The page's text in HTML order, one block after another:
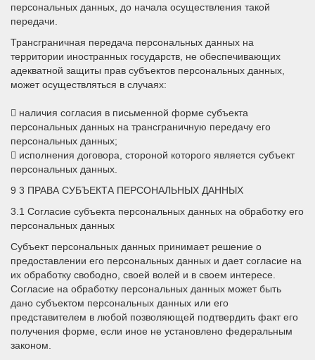
персональных данных, до начала осуществления такой
передачи.
Трансграничная передача персональных данных на
территории иностранных государств, не обеспечивающих
адекватной защиты прав субъектов персональных данных,
может осуществляться в случаях:
 наличия согласия в письменной форме субъекта
персональных данных на трансграничную передачу его
персональных данных;
 исполнения договора, стороной которого является субъект
персональных данных.
9 3 ПРАВА СУБЪЕКТА ПЕРСОНАЛЬНЫХ ДАННЫХ
3.1 Согласие субъекта персональных данных на обработку его
персональных данных
Субъект персональных данных принимает решение о
предоставлении его персональных данных и дает согласие на
их обработку свободно, своей волей и в своем интересе.
Согласие на обработку персональных данных может быть
дано субъектом персональных данных или его
представителем в любой позволяющей подтвердить факт его
получения форме, если иное не установлено федеральным
законом.